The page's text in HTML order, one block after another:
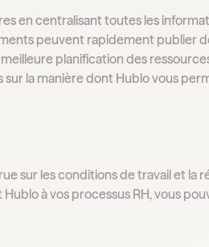
en centralisant toutes les
peuvent rapidement publier
planification des
la manière dont Hublo vous
sur les conditions de travail et la
à vos processus RH, vous